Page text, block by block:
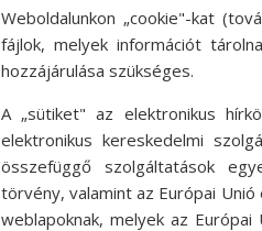
Weboldalunkon „cookie"-kat
fájlok, melyek információt
hozzájárulása szükséges.
A „sütiket" az elektronikus
elektronikus kereskedelmi
összefüggő szolgáltatások
törvény, valamint az Európai Unió
weblapoknak, melyek az